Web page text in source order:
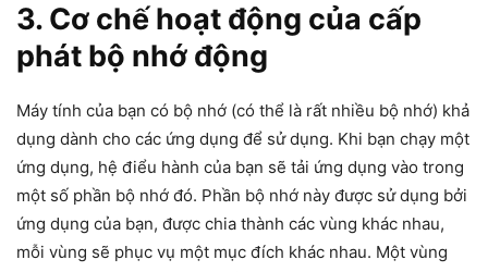
3. Cơ chế hoạt động của cấp
phát bộ nhớ động
Máy tính của bạn có bộ nhớ (có thể là rất nhiều bộ nhớ) khả
dụng dành cho các ứng dụng để sử dụng. Khi bạn chạy một
ứng dụng, hệ điểu hành của bạn sẽ tải ứng dụng vào trong
một số phần bộ nhớ đó. Phần bộ nhớ này được sử dụng bởi
ứng dụng của bạn, được chia thành các vùng khác nhau,
mỗi vùng sẽ phục vụ một mục đích khác nhau. Một vùng